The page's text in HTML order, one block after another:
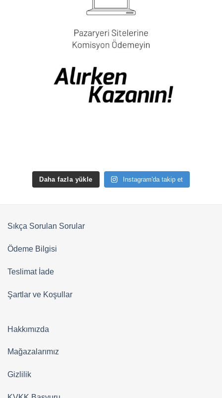
Daha fazla yükle Instagram'da takip et
Sıkça Sorulan Sorular
Ödeme Bilgisi
Teslimat İade
Şartlar ve Koşullar
Hakkımızda
Mağazalarımız
Gizlilik